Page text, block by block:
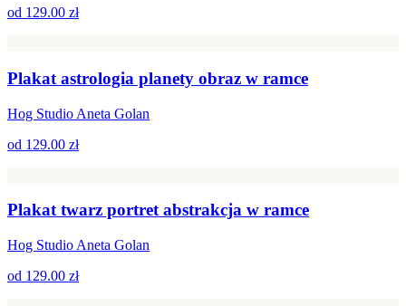
od 129.00 zł
Plakat astrologia planety obraz w ramce
Hog Studio Aneta Golan
od 129.00 zł
Plakat twarz portret abstrakcja w ramce
Hog Studio Aneta Golan
od 129.00 zł